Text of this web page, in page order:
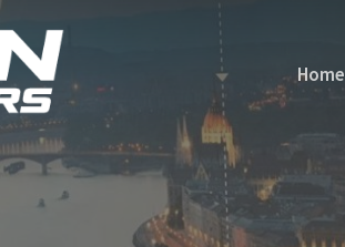
Home